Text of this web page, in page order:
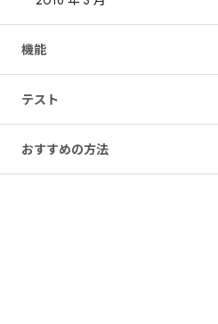
機能
テスト
おすすめの方法